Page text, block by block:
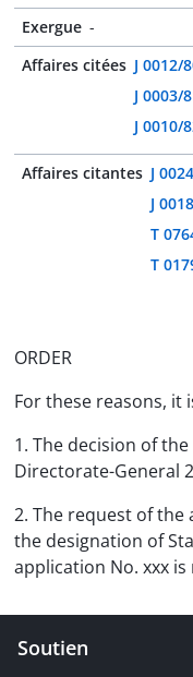
Exergue -
Affaires citées J 0012/
J 0003/
J 0010/
Affaires citantes J
J
T
T
ORDER
For these reasons, it
1. The decision of
Directorate-General
2. The request of
the designation of
application No. xxx is
Soutien